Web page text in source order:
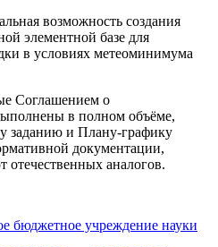
возможность создания
элементной базе для
в условиях метеоминимума
Соглашением о
в полном объёме,
заданию и Плану-графику
документации,
аналогов.
бюджетное учреждение науки